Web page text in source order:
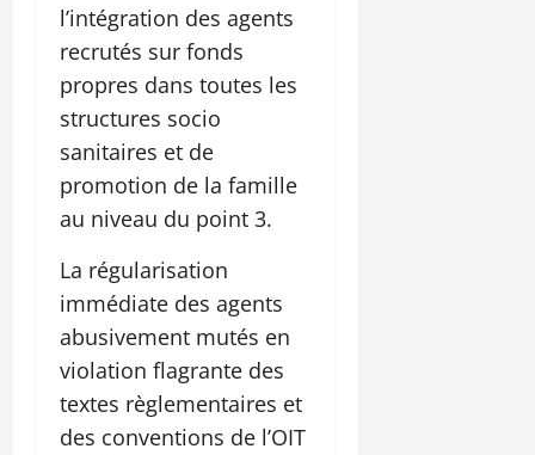
l’intégration des agents
recrutés sur fonds
propres dans toutes les
structures socio
sanitaires et de
promotion de la famille
au niveau du point 3.
La régularisation
immédiate des agents
abusivement mutés en
violation flagrante des
textes règlementaires et
des conventions de l’OIT